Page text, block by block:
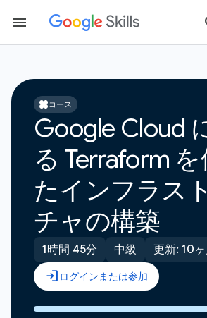
コース
Google Cloud
る Terraform
たインフラス
チャの構築
1時間 45分 中級 更新: 10